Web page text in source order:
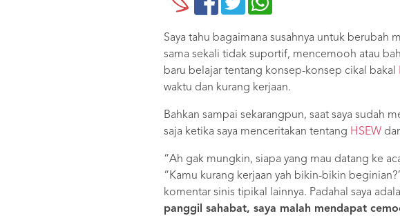
Saya tahu bagaimana susahnya untuk
sama sekali tidak suportif, mencemooh atau
baru belajar tentang konsep-konsep cikal bakal
waktu dan kurang kerjaan.
Bahkan sampai sekarangpun, saat saya sudah
saja ketika saya menceritakan tentang HSEW
“Ah gak mungkin, siapa yang mau datang ke
“Kamu kurang kerjaan yah bikin-bikin
komentar sinis tipikal lainnya. Padahal saya
panggil sahabat, saya malah mendapat